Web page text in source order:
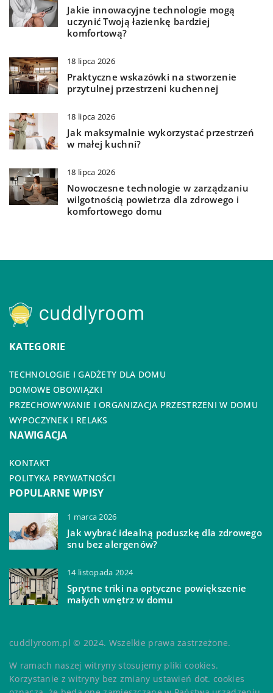
Jakie innowacyjne technologie mogą
uczynić Twoją łazienkę bardziej
komfortową?
18 lipca 2026
Praktyczne wskazówki na stworzenie
przytulnej przestrzeni kuchennej
18 lipca 2026
Jak maksymalnie wykorzystać przestrzeń
w małej kuchni?
18 lipca 2026
Nowoczesne technologie w zarządzaniu
wilgotnością powietrza dla zdrowego i
komfortowego domu
KATEGORIE
TECHNOLOGIE I GADŻETY DLA DOMU
DOMOWE OBOWIĄZKI
PRZECHOWYWANIE I ORGANIZACJA PRZESTRZENI W DOMU
WYPOCZYNEK I RELAKS
NAWIGACJA
KONTAKT
POLITYKA PRYWATNOŚCI
POPULARNE WPISY
1 marca 2026
Jak wybrać idealną poduszkę dla zdrowego
snu bez alergenów?
14 listopada 2024
Sprytne triki na optyczne powiększenie
małych wnętrz w domu
cuddlyroom.pl © 2024. Wszelkie prawa zastrzeżone.
W ramach naszej witryny stosujemy pliki cookies.
Korzystanie z witryny bez zmiany ustawień dot. cookies